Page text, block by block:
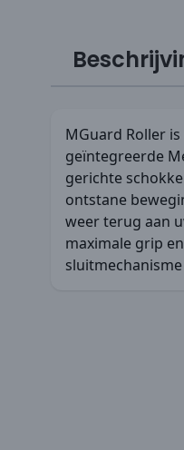
MGuard Roller
geïntegreerde
gerichte
ontstane
weer terug aan
maximale grip